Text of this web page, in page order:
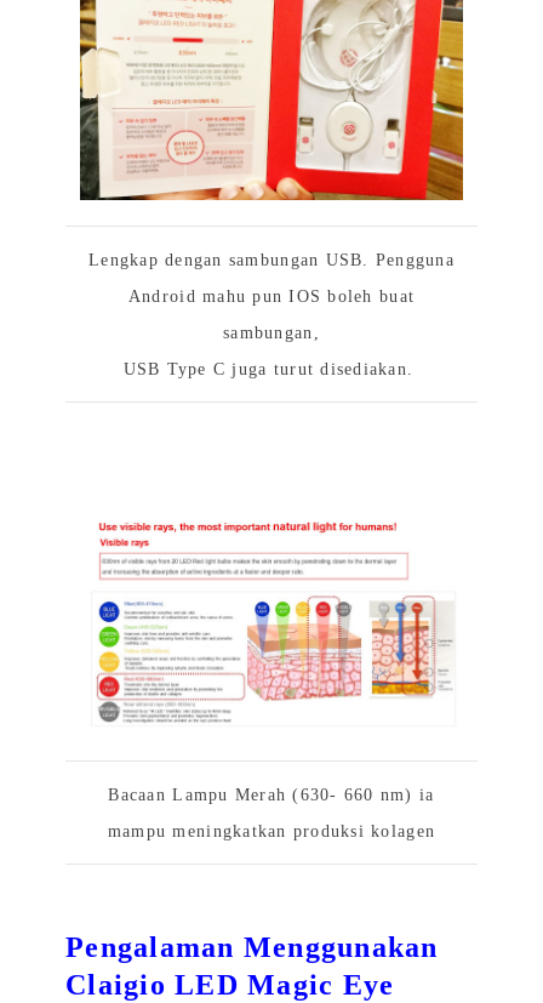
Lengkap dengan sambungan USB. Pengguna
Android mahu pun IOS boleh buat
sambungan,
USB Type C juga turut disediakan.
Bacaan Lampu Merah (630- 660 nm) ia
mampu meningkatkan produksi kolagen
Pengalaman Menggunakan
Claigio LED Magic Eye